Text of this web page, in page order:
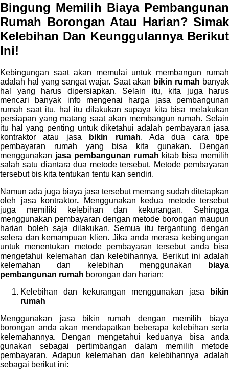
Bingung Memilih Biaya Pembangunan
Rumah Borongan Atau Harian? Simak
Kelebihan Dan Keunggulannya Berikut
Ini!
Kebingungan saat akan memulai untuk membangun rumah
adalah hal yang sangat wajar. Saat akan bikin rumah banyak
hal yang harus dipersiapkan. Selain itu, kita juga harus
mencari banyak info mengenai harga jasa pembangunan
rumah saat itu. hal itu dilakukan supaya kita bisa melakukan
persiapan yang matang saat akan membangun rumah. Selain
itu hal yang penting untuk diketahui adalah pembayaran jasa
kontraktor atau jasa
bikin rumah. Ada dua cara tipe
pembayaran rumah yang bisa kita gunakan. Dengan
menggunakan jasa pembangunan rumah kitab bisa memilih
salah satu diantara dua metode tersebut. Metode pembayaran
tersebut bis kita tentukan tentu kan sendiri.
Namun ada juga biaya jasa tersebut memang sudah ditetapkan
oleh jasa kontraktor.
Menggunakan kedua metode tersebut
juga memiliki kelebihan dan kekurangan. Sehingga
menggunakan pembayaran dengan metode borongan maupun
harian boleh saja dilakukan. Semua itu tergantung dengan
selera dan kemampuan klien. Jika anda merasa kebingungan
untuk menentukan metode pembayaran tersebut anda bisa
mengetahui kelemahan dan kelebihannya. Berikut ini adalah
kelemahan dan kelebihan menggunakan
biaya
pembangunan rumah borongan dan harian:
Kelebihan dan kekurangan menggunakan jasa
bikin
rumah
Menggunakan jasa bikin rumah dengan memilih biaya
borongan anda akan mendapatkan beberapa kelebihan serta
kelemahannya. Dengan mengetahui keduanya bisa anda
gunakan sebagai pertimbangan dalam memilih metode
pembayaran. Adapun kelemahan dan kelebihannya adalah
sebagai berikut ini: